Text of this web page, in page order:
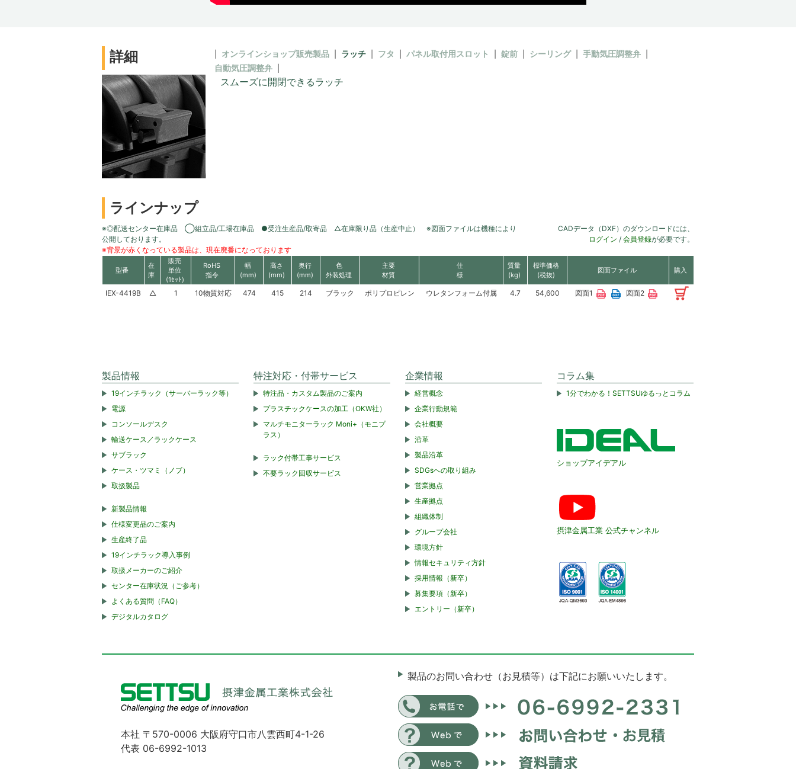
詳細 オンラインショップ販売製品 ラッチ フタ パネル取付用スロット 錠前 シーリング
手動気圧調整弁
自動気圧調整弁
スムーズに開閉できるラッチ
ラインナップ
※◎配送センター在庫品 ◯組立品/工場在庫品 ●受注生産品/取寄品 △在庫限り品（生産中止） ※図面ファイルは機種により
公開しております。
※背景が赤くなっている製品は、現在廃番になっております
CADデータ（DXF）のダウンロードには、
ログイン / 会員登録が必要です。
型番
在
庫
販売
単位
(1ｾｯﾄ)
RoHS
指令
幅
(mm)
高さ
(mm)
奥行
(mm)
色
外装処理
主要
材質
仕
様
質量
(kg)
標準価格
(税抜)
図面ファイル 購入
IEX-4419B △ 1 10物質対応 474 415 214 ブラック ポリプロピレン ウレタンフォーム付属 4.7 54,600 図面1 図面2
製品情報
19インチラック（サーバーラック等）
電源
コンソールデスク
輸送ケース／ラックケース
サブラック
ケース・ツマミ（ノブ）
取扱製品
新製品情報
仕様変更品のご案内
生産終了品
19インチラック導入事例
取扱メーカーのご紹介
センター在庫状況（ご参考）
よくある質問（FAQ）
デジタルカタログ
特注対応・付帯サービス
特注品・カスタム製品のご案内
プラスチックケースの加工（OKW社）
マルチモニターラック Moni+（モニプ
ラス）
ラック付帯工事サービス
不要ラック回収サービス
企業情報
経営概念
企業行動規範
会社概要
沿革
製品沿革
SDGsへの取り組み
営業拠点
生産拠点
組織体制
グループ会社
環境方針
情報セキュリティ方針
採用情報（新卒）
募集要項（新卒）
エントリー（新卒）
コラム集
1分でわかる！SETTSUゆるっとコラム
ショップアイデアル
摂津金属工業 公式チャンネル
本社 〒570-0006 大阪府守口市八雲西町4-1-26
代表 06-6992-1013
製品のお問い合わせ（お見積等）は下記にお願いいたします。